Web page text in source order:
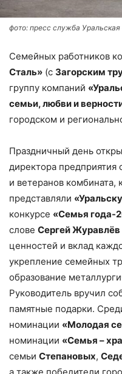
фото: пресс служба Уральская
Семейных работников
Сталь» (с Загорским
группу компаний
семьи, любви и
городском и
Праздничный день
директора
и ветеранов комбината,
представляли
конкурсе «Семья года-
слове Сергей Журавлёв
ценностей и вклад
укрепление семейных
образование
Руководитель вручил
памятные подарки.
номинации «Молодая
номинации «Семья –
семьи Степановых,